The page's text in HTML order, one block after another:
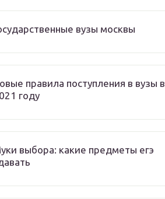
вузы москвы
правила поступления в вузы в
году
выбора: какие предметы егэ